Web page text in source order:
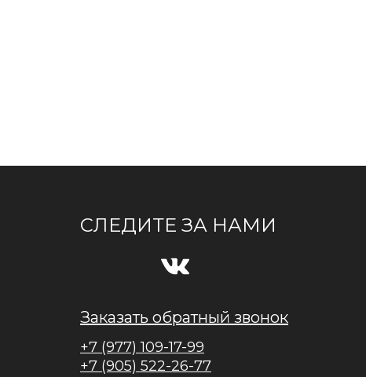
СЛЕДИТЕ ЗА НАМИ
+7 (977) 109-17-99
+7 (905) 522-26-77
Заказать обратный звонок